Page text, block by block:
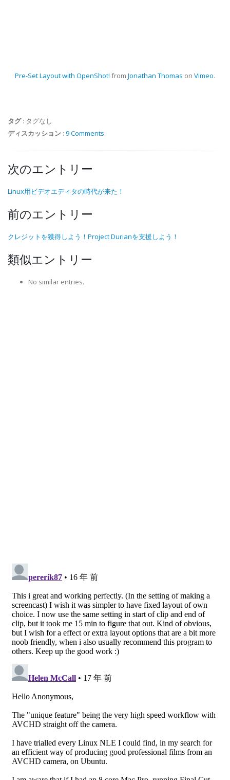
Pre-Set Layout with OpenShot! from Jonathan Thomas on Vimeo.
タグ: タグなし
ディスカッション : 9 Comments
次のエントリー
Linux用ビデオエディタの時代が来た！
前のエントリー
クレジットを獲得しよう！Project Durianを支援しよう！
類似エントリー
No similar entries.